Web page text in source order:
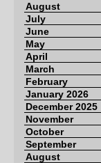
August
July
June
May
April
March
February
January 2026
December 2025
November
October
September
August